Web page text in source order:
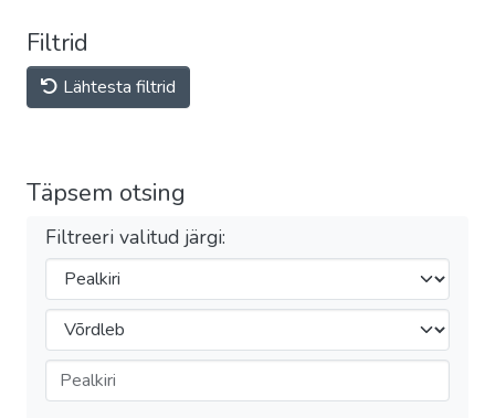
Filtrid
Lähtesta filtrid
Täpsem otsing
Filtreeri valitud järgi:
Filtrid
Operaator